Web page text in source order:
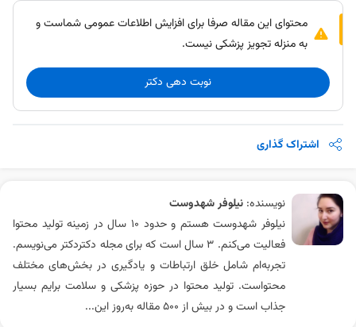
محتوای این مقاله صرفا برای افزایش اطلاعات عمومی شماست و
به منزله تجویز پزشکی نیست.
نوبت دهی دکتر
اشتراک گذاری
نویسنده: نیلوفر شهدوست
نیلوفر شهدوست هستم و حدود 10 سال در زمینه تولید محتوا
فعالیت می‌کنم. 3 سال است که برای مجله دکتردکتر می‌نویسم.
تجربه‌ام شامل خلق ارتباطات و یادگیری در بخش‌های مختلف
محتواست. تولید محتوا در حوزه پزشکی و سلامت برایم بسیار
جذاب است و در بیش از ۵۰۰ مقاله به‌روز این...